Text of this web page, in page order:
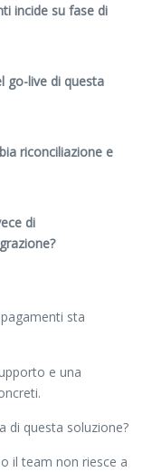
incide su fase di
go-live di questa
riconciliazione e
di
sta
e una
di questa soluzione?
il team non riesce a